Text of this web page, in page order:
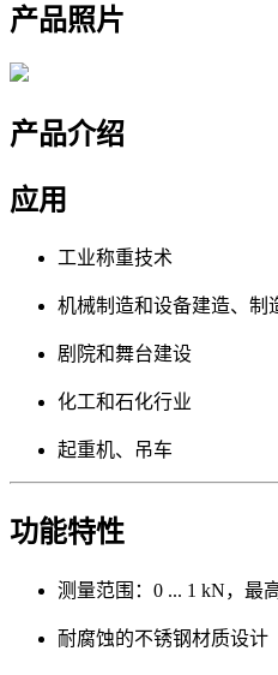
产品照片
产品介绍
应用
工业称重技术
机械制造和设备建造、制
剧院和舞台建设
化工和石化行业
起重机、吊车
功能特性
测量范围：0 ... 1 kN，最
耐腐蚀的不锈钢材质设计